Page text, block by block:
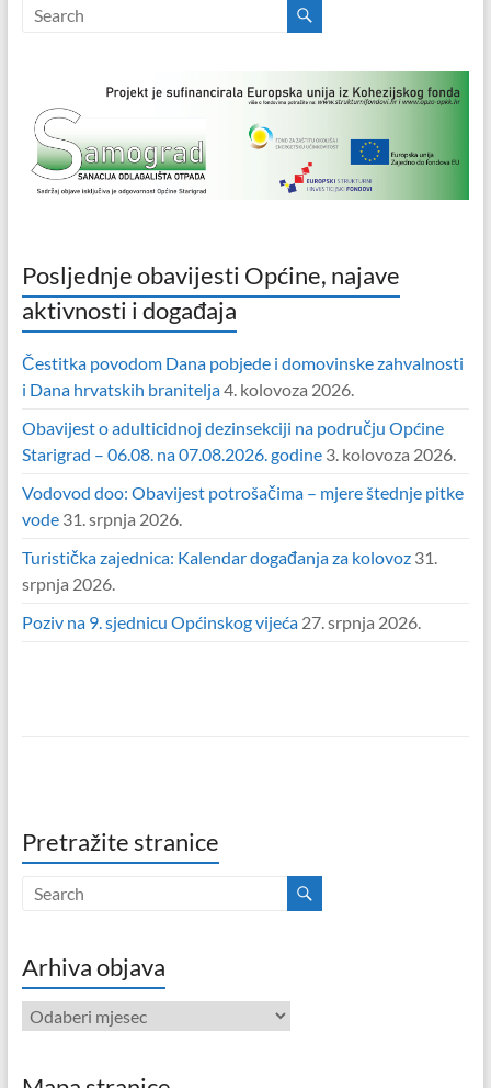
Posljednje obavijesti Općine, najave
aktivnosti i događaja
Čestitka povodom Dana pobjede i domovinske zahvalnosti
i Dana hrvatskih branitelja4. kolovoza 2026.
Obavijest o adulticidnoj dezinsekciji na području Općine
Starigrad – 06.08. na 07.08.2026. godine 3. kolovoza 2026.
Vodovod doo: Obavijest potrošačima – mjere štednje pitke
vode 31. srpnja 2026.
Turistička zajednica: Kalendar događanja za kolovoz 31.
srpnja 2026.
Poziv na 9. sjednicu Općinskog vijeća 27. srpnja 2026.
Pretražite stranice
Arhiva objava
Arhiva
objava